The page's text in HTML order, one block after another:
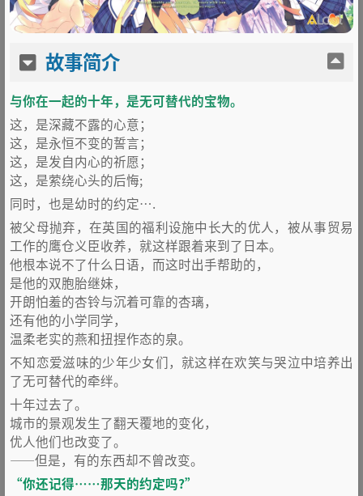
故事简介
与你在一起的十年，是无可替代的宝物。
这，是深藏不露的心意；
这，是永恒不变的誓言；
这，是发自内心的祈愿；
这，是萦绕心头的后悔;
同时，也是幼时的约定….
被父母抛弃，在英国的福利设施中长大的优人，被从事贸易
工作的鹰仓义臣收养，就这样跟着来到了日本。
他根本说不了什么日语，而这时出手帮助的，
是他的双胞胎继妹，
开朗怕羞的杏铃与沉着可靠的杏璃，
还有他的小学同学，
温柔老实的燕和扭捏作态的泉。
不知恋爱滋味的少年少女们，就这样在欢笑与哭泣中培养出
了无可替代的牵绊。
十年过去了。
城市的景观发生了翻天覆地的变化，
优人他们也改变了。
——但是，有的东西却不曾改变。
“你还记得……那天的约定吗?”